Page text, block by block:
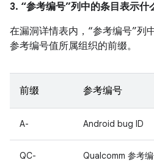
3. “参考编号”列中的条目表示什
在漏洞详情表内，“参考编号”列
参考编号值所属组织的前缀。
前缀 参考编号
A- Android bug ID
QC- Qualcomm 参考